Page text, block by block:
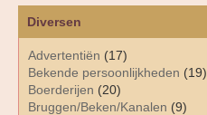
Diversen
Advertentiën (17)
Bekende persoonlijkheden (19)
Boerderijen (20)
Bruggen/Beken/Kanalen (9)